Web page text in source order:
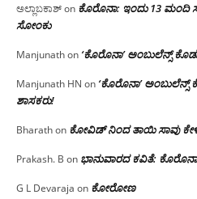
ಅಲ್ಲಾಬಕಾಶ್on ಕೊರೊನಾ: ಇಂದು 13 ಮಂದಿ
ಸೋಂಕು
Manjunathon ‘ಕೊರೊನಾ’ ಅಂಬುಲೆನ್ಸ್
Manjunath HN on ‘ಕೊರೊನಾ’
ಶಾಸಕರು!
Bharathon ಕೋವಿಡ್ ನಿಂದ ತಾಯಿ ಸಾವು
Prakash. B on ಭಾನುವಾರದ ಕವಿತೆ:
G L Devaraja on ಕೋರೋಣ